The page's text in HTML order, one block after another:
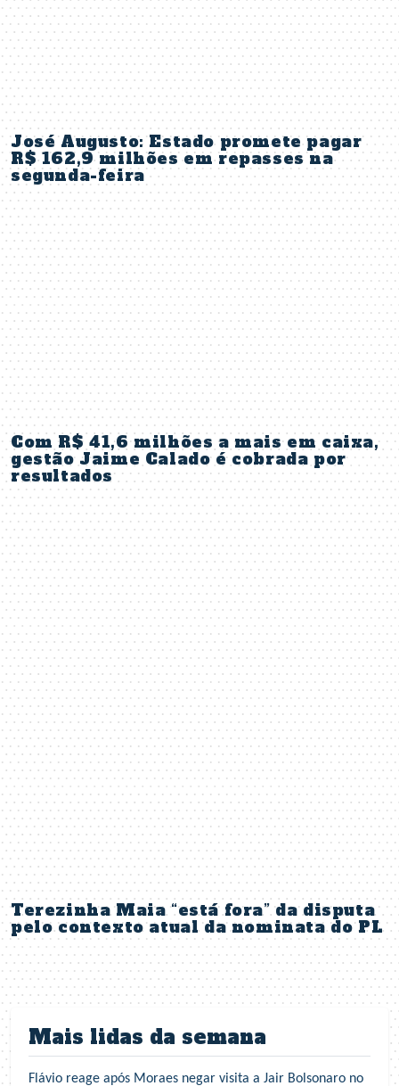
José Augusto: Estado promete pagar
R$ 162,9 milhões em repasses na
segunda-feira
Com R$ 41,6 milhões a mais em caixa,
gestão Jaime Calado é cobrada por
resultados
Terezinha Maia “está fora” da disputa
pelo contexto atual da nominata do PL
Mais lidas da semana
Flávio reage após Moraes negar visita a Jair Bolsonaro no